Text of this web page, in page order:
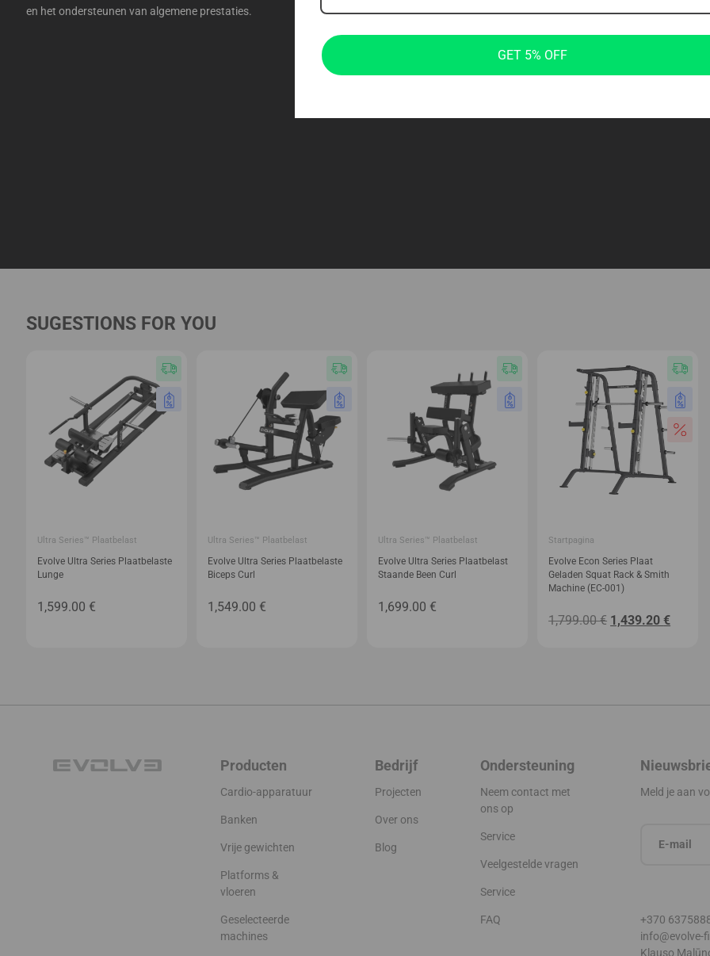
en het ondersteunen van algemene prestaties.
SUGESTIONS FOR YOU
Ultra Series™ Plaatbelast
Evolve Ultra Series Plaatbelaste
Lunge
1,599.00 €
Ultra Series™ Plaatbelast
Evolve Ultra Series Plaatbelaste
Biceps Curl
1,549.00 €
Ultra Series™ Plaatbelast
Evolve Ultra Series Plaatbelast
Staande Been Curl
1,699.00 €
Startpagina
Evolve Econ Series Plaat
Geladen Squat Rack & Smith
Machine (EC-001)
1,799.00€ Oorspronkelijke
1,439.20€
Producten
Cardio-apparatuur
Banken
Vrije gewichten
Platforms &
vloeren
Geselecteerde
machines
Bedrijf
Projecten
Over ons
Blog
Ondersteuning
Neem contact met
ons op
Service
Veelgestelde vragen
Service
FAQ
Meld je aan
+370
info@evolve-
Klauso
GET 5% OFF